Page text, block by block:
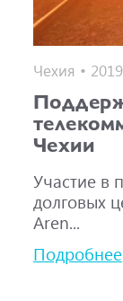
Чехия • 2019
Чехии
Участие в
долговых
Aren...
Подробнее